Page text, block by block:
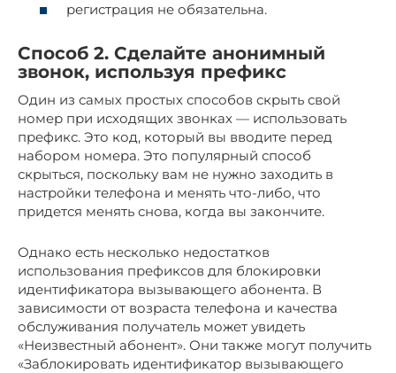
регистрация не обязательна.
Способ 2. Сделайте анонимный
звонок, используя префикс
Один из самых простых способов скрыть свой
номер при исходящих звонках — использовать
префикс. Это код, который вы вводите перед
набором номера. Это популярный способ
скрыться, поскольку вам не нужно заходить в
настройки телефона и менять что-либо, что
придется менять снова, когда вы закончите.
Однако есть несколько недостатков
использования префиксов для блокировки
идентификатора вызывающего абонента. В
зависимости от возраста телефона и качества
обслуживания получатель может увидеть
«Неизвестный абонент». Они также могут получить
«Заблокировать идентификатор вызывающего